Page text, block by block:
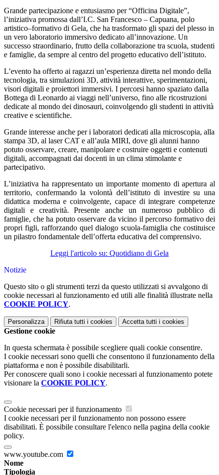
Grande partecipazione e entusiasmo per “Officina Digitale”,
l’iniziativa promossa dall’I.C. San Francesco – Capuana, polo
artistico–formativo di Gela, che ha trasformato gli spazi del plesso in
un vero laboratorio immersivo dedicato all’innovazione. Un
successo straordinario, frutto della collaborazione tra scuola, studenti
e famiglie, da sempre al centro del progetto educativo dell’istituto.
L’evento ha offerto ai ragazzi un’esperienza diretta nel mondo della
tecnologia, tra simulazioni 3D, attività interattive, sperimentazioni,
visori digitali e proiettori immersivi. I percorsi hanno spaziato dalla
Bottega di Leonardo ai viaggi nell’universo, fino alle ricostruzioni
dedicate al mondo dei dinosauri, coinvolgendo gli studenti in attività
creative e scientifiche.
Grande interesse anche per i laboratori dedicati alla microscopia, alla
stampa 3D, al laser CAT e all’aula MIRI, dove gli alunni hanno
potuto osservare, creare, manipolare e costruire oggetti e contenuti
digitali, accompagnati dai docenti in un clima stimolante e
partecipativo.
L’iniziativa ha rappresentato un importante momento di apertura al
territorio, confermando la volontà dell’istituto di investire su una
didattica moderna e coinvolgente, capace di integrare competenze
digitali e creatività. Presente anche un numeroso pubblico di
famiglie, che ha potuto osservare da vicino il percorso formativo dei
propri figli, rafforzando quel dialogo scuola-famiglia che costituisce
un pilastro fondamentale dell’offerta educativa del comprensivo.
Leggi l'articolo su: Quotidiano di Gela
Notizie
Questo sito o gli strumenti terzi da questo utilizzati si avvalgono di
cookie necessari al funzionamento ed utili alle finalità illustrate nella
COOKIE POLICY.
Personalizza Rifiuta tutti i cookies Accetta tutti i cookies
Gestione cookie
In questa schermata è possibile scegliere quali cookie consentire.
I cookie necessari sono quelli che consentono il funzionamento della
piattaforma e non è possibile disabilitarli.
Per conoscere quali sono i cookie necessari al funzionamento potete
visionare la COOKIE POLICY.
Cookie necessari per il funzionamento
I cookie necessari per il funzionamento non possono essere
disabilitati. È possibile consultare l'elenco nella pagina della cookie
policy.
www.youtube.com
Nome
Tipologia